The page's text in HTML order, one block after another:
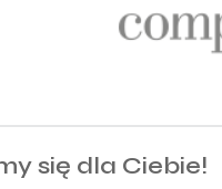
się dla Ciebie!